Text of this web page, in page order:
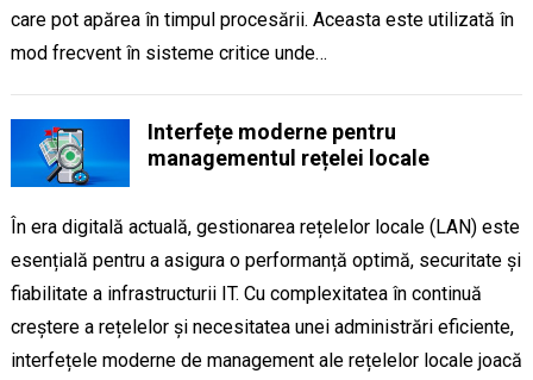
care pot apărea în timpul procesării. Aceasta este utilizată în
mod frecvent în sisteme critice unde…
Interfețe moderne pentru
managementul rețelei locale
În era digitală actuală, gestionarea rețelelor locale (LAN) este
esențială pentru a asigura o performanță optimă, securitate și
fiabilitate a infrastructurii IT. Cu complexitatea în continuă
creștere a rețelelor și necesitatea unei administrări eficiente,
interfețele moderne de management ale rețelelor locale joacă